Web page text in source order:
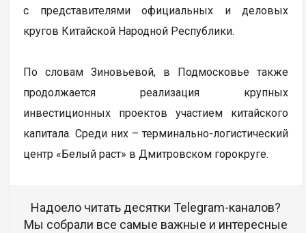
с представителями официальных и деловых
кругов Китайской Народной Республики.
По словам Зиновьевой, в Подмосковье также
продолжается реализация крупных
инвестиционных проектов участием китайского
капитала. Среди них – терминально-логистический
центр «Белый раст» в Дмитровском горокруге.
Надоело читать десятки Telegram-каналов?
Мы собрали все самые важные и интересные